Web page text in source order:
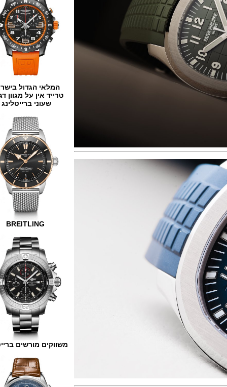
המלאי הגדול בישראל
טרייד אין על מגוון דגמים
שעוני ברייטלינג
BREITLING
משווקים מורשים ברייטלינג